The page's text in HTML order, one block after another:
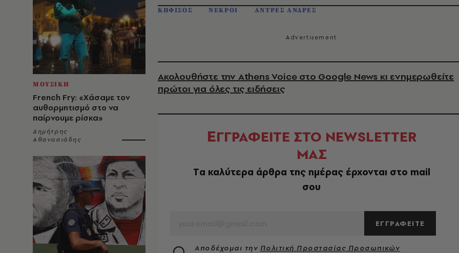
ΜΟΥΣΙΚΗ
French Fry: «Χάσαμε τον
αυθορμητισμό στο να
παίρνουμε ρίσκα»
Δημήτρης
Αθανασιάδης
ΚΗΦΙΣΟΣ ΝΕΚΡΟΙ ΑΝΤΡΕΣ ΑΝΔΡΕΣ
Ακολουθήστε την Athens Voice στο Google News κι ενημερωθείτε
πρώτοι για όλες τις ειδήσεις
ΕΓΓΡΑΦΕΙΤΕ ΣΤΟ NEWSLETTER
ΜΑΣ
Tα καλύτερα άρθρα της ημέρας έρχονται στο mail
σου
ΕΓΓΡΑΦΕΙΤΕ
Αποδέχομαι την Πολιτική Προστασίας Προσωπικών